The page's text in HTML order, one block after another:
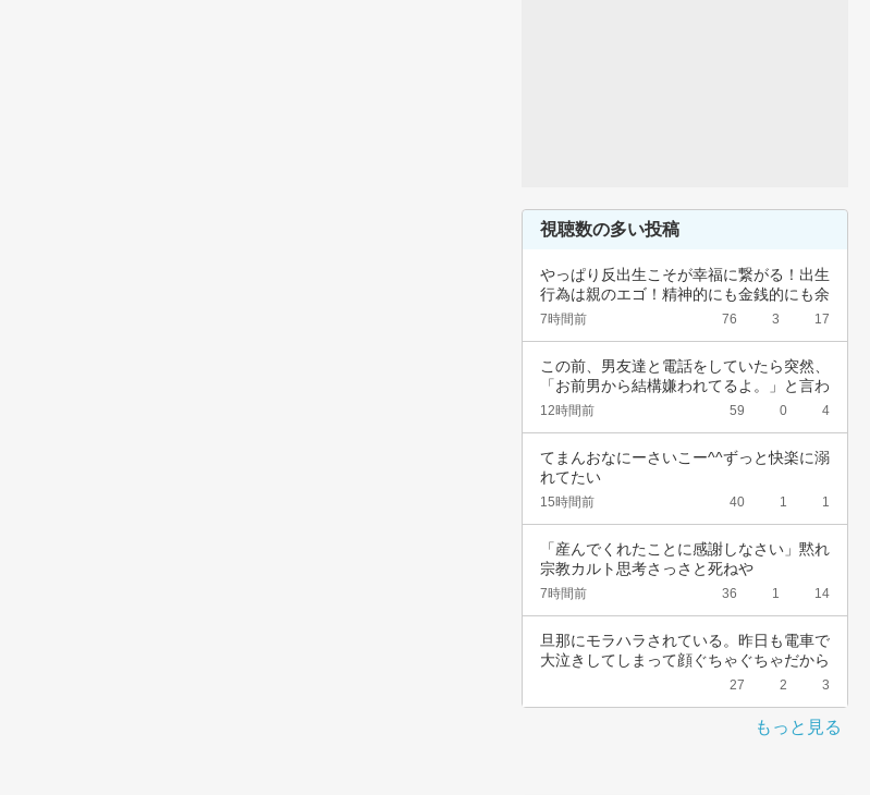
視聴数の多い投稿
やっぱり反出生こそが幸福に繋がる！出生
行為は親のエゴ！精神的にも金銭的にも余
裕ないく…
7時間前 76 3 17
この前、男友達と電話をしていたら突然、
「お前男から結構嫌われてるよ。」と言わ
れました…
12時間前 59 0 4
てまんおなにーさいこー^^ずっと快楽に溺
れてたい
15時間前 40 1 1
「産んでくれたことに感謝しなさい」黙れ
宗教カルト思考さっさと死ねや
7時間前 36 1 14
旦那にモラハラされている。昨日も電車で
大泣きしてしまって顔ぐちゃぐちゃだから
27 2 3
もっと見る